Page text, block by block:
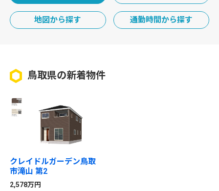
地図から探す 通勤時間から探す
鳥取県の新着物件
クレイドルガーデン鳥取
市滝山 第2
2,578万円